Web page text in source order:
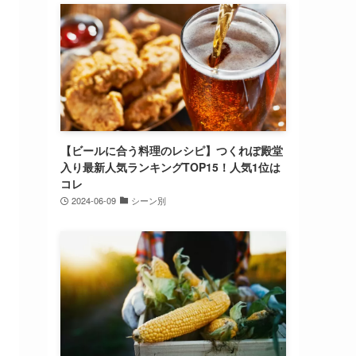
【ビールに合う料理のレシピ】つくれぽ殿堂
入り最新人気ランキングTOP15！人気1位は
コレ
2024-06-09 シーン別